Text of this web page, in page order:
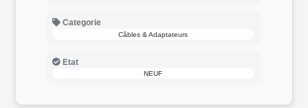
Categorie
Câbles & Adaptateurs
Etat
NEUF